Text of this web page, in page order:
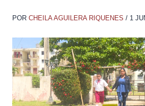
POR CHEILA AGUILERA RIQUENES / 1